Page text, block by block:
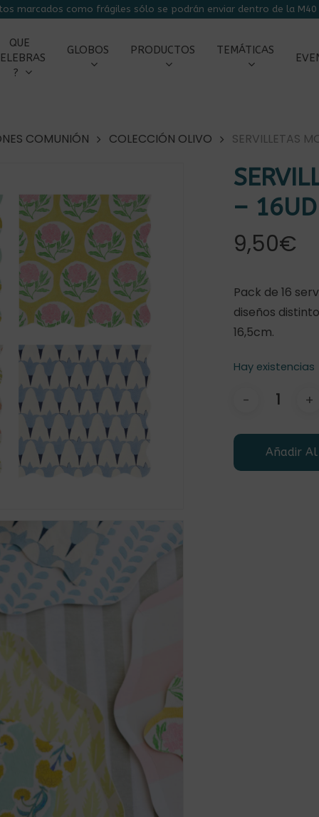
marcados como frágiles sólo se podrán enviar dentro de la M40
QUE
?
GLOBOS PRODUCTOS TEMÁTICAS
COMUNIÓN COLECCIÓN OLIVO SERVILLETAS
– 16UD
9,50€
Pack de 16
diseños
16,5cm.
Hay existencias
Añadir